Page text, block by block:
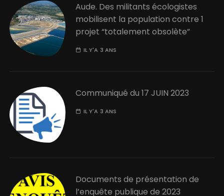
Aude. Des militants écologistes
mobilisent la population contre 1
projet “totalement obsolète”
IL Y'A 3 ANS
Communiqué du 17 JUIN 2023
IL Y'A 3 ANS
Documents de présentation de
l’enquête publique de 2023